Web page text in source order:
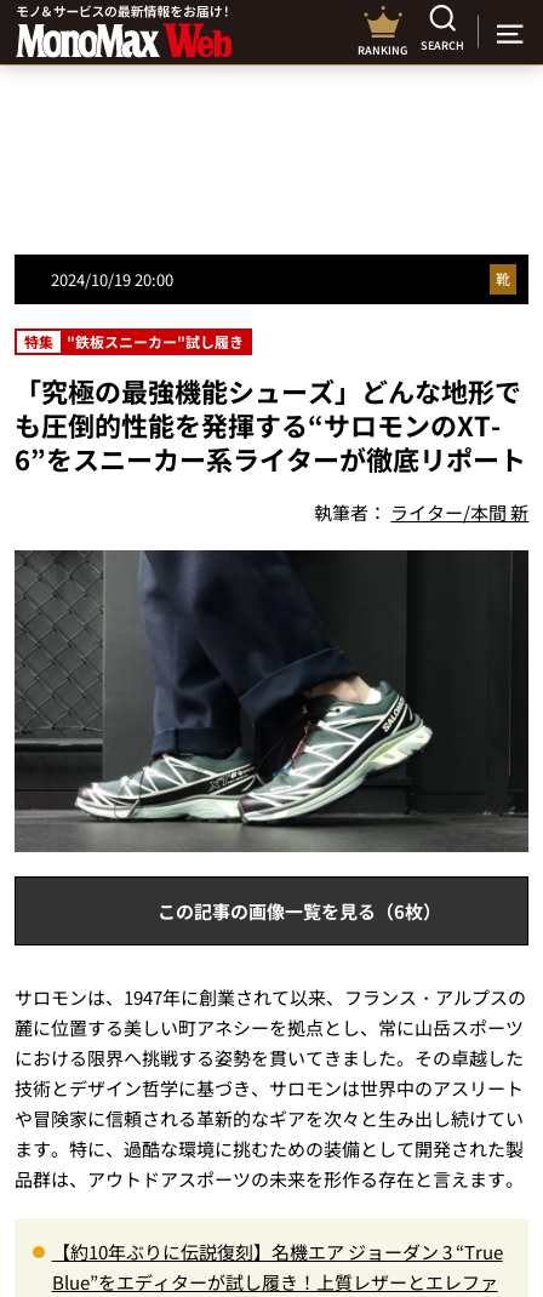
RANKING SEARCH
2024/10/19 20:00 靴
特集 "鉄板スニーカー"試し履き
「究極の最強機能シューズ」どんな地形で
も圧倒的性能を発揮する“サロモンのXT-
6”をスニーカー系ライターが徹底リポート
執筆者： ライター/本間 新
この記事の画像一覧を見る（6枚）
サロモンは、1947年に創業されて以来、フランス・アルプスの
麓に位置する美しい町アネシーを拠点とし、常に山岳スポーツ
における限界へ挑戦する姿勢を貫いてきました。その卓越した
技術とデザイン哲学に基づき、サロモンは世界中のアスリート
や冒険家に信頼される革新的なギアを次々と生み出し続けてい
ます。特に、過酷な環境に挑むための装備として開発された製
品群は、アウトドアスポーツの未来を形作る存在と言えます。
【約10年ぶりに伝説復刻】名機エア ジョーダン 3 “True
Blue”をエディターが試し履き！上質レザーとエレファ